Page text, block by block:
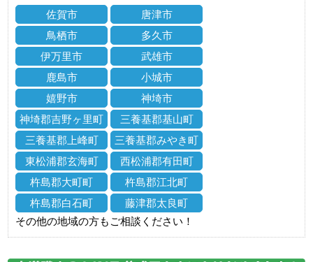
佐賀市
唐津市
鳥栖市
多久市
伊万里市
武雄市
鹿島市
小城市
嬉野市
神埼市
神埼郡吉野ヶ里町
三養基郡基山町
三養基郡上峰町
三養基郡みやき町
東松浦郡玄海町
西松浦郡有田町
杵島郡大町町
杵島郡江北町
杵島郡白石町
藤津郡太良町
その他の地域の方もご相談ください！